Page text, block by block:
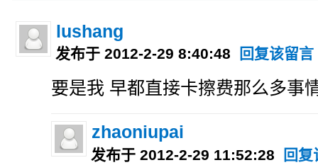
lushang
发布于 2012-2-29 8:40:48 回复该留言
要是我 早都直接卡擦费那么多事
zhaoniupai
发布于 2012-2-29 11:52:28 回